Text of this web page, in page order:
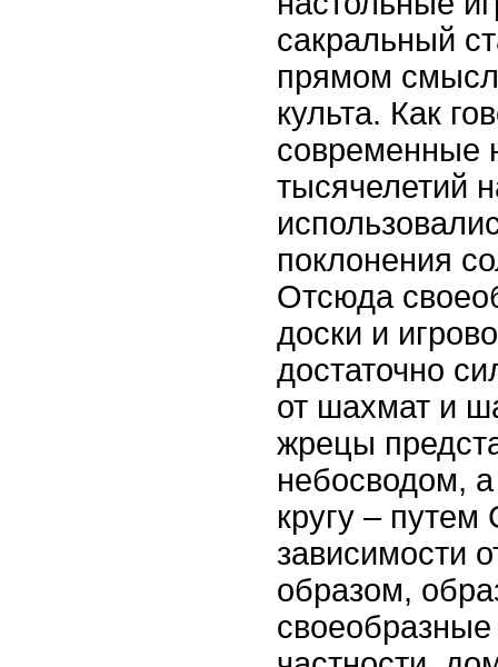
сакральный
прямом
культа. Как
современные
тысячелетий
поклонения
Отсюда
доски и
достаточно
от шахмат и
жрецы
небосводом,
кругу –
зависимости
образом,